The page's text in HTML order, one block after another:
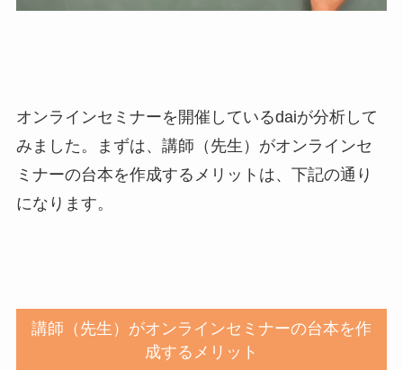
オンラインセミナーを開催しているdaiが分析して
みました。まずは、講師（先生）がオンラインセ
ミナーの台本を作成するメリットは、下記の通り
になります。
講師（先生）がオンラインセミナーの台本を作
成するメリット